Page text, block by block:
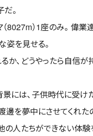
。
8027m）1座のみ。偉
姿を見せる。
るか、どうやったら自信
には、子供時代に受け
を夢中にさせてくれた
人たちができない体験